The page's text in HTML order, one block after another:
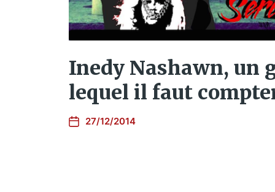
Inedy Nashawn, un
lequel il faut
27/12/2014